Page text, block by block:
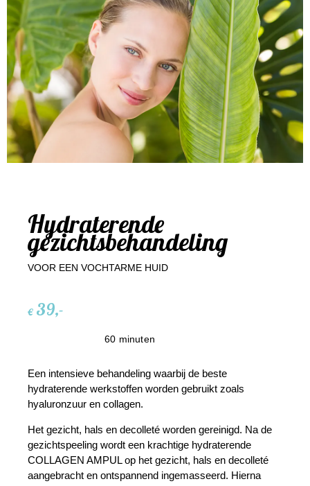
Hydraterende
gezichtsbehandeling
VOOR EEN VOCHTARME HUID
€39,-
60 minuten
Een intensieve behandeling waarbij de beste
hydraterende werkstoffen worden gebruikt zoals
hyaluronzuur en collagen.
Het gezicht, hals en decolleté worden gereinigd. Na de
gezichtspeeling wordt een krachtige hydraterende
COLLAGEN AMPUL op het gezicht, hals en decolleté
aangebracht en ontspannend ingemasseerd. Hierna